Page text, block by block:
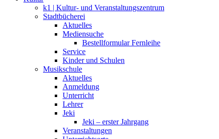
k1 | Kultur- und Veranstaltungszentrum
Stadtbücherei
Aktuelles
Mediensuche
Bestellformular Fernleihe
Service
Kinder und Schulen
Musikschule
Aktuelles
Anmeldung
Unterricht
Lehrer
Jeki
Jeki – erster Jahrgang
Veranstaltungen